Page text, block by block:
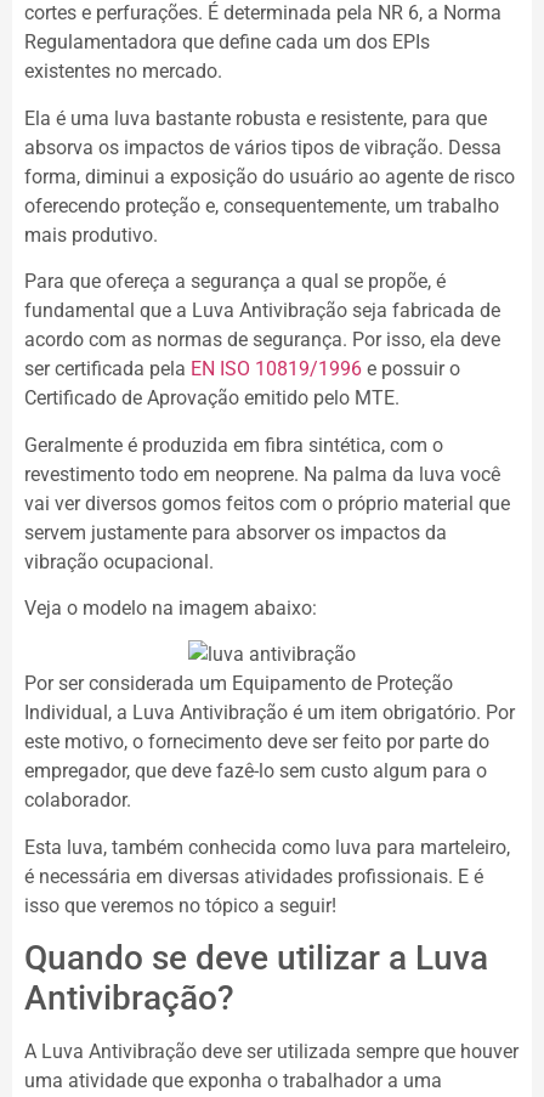
cortes e perfurações. É determinada pela NR 6, a Norma
Regulamentadora que define cada um dos EPIs
existentes no mercado.
Ela é uma luva bastante robusta e resistente, para que
absorva os impactos de vários tipos de vibração. Dessa
forma, diminui a exposição do usuário ao agente de risco
oferecendo proteção e, consequentemente, um trabalho
mais produtivo.
Para que ofereça a segurança a qual se propõe, é
fundamental que a Luva Antivibração seja fabricada de
acordo com as normas de segurança. Por isso, ela deve
ser certificada pela EN ISO 10819/1996 e possuir o
Certificado de Aprovação emitido pelo MTE.
Geralmente é produzida em fibra sintética, com o
revestimento todo em neoprene. Na palma da luva você
vai ver diversos gomos feitos com o próprio material que
servem justamente para absorver os impactos da
vibração ocupacional.
Veja o modelo na imagem abaixo:
Por ser considerada um Equipamento de Proteção
Individual, a Luva Antivibração é um item obrigatório. Por
este motivo, o fornecimento deve ser feito por parte do
empregador, que deve fazê-lo sem custo algum para o
colaborador.
Esta luva, também conhecida como luva para marteleiro,
é necessária em diversas atividades profissionais. E é
isso que veremos no tópico a seguir!
Quando se deve utilizar a Luva
Antivibração?
A Luva Antivibração deve ser utilizada sempre que houver
uma atividade que exponha o trabalhador a uma